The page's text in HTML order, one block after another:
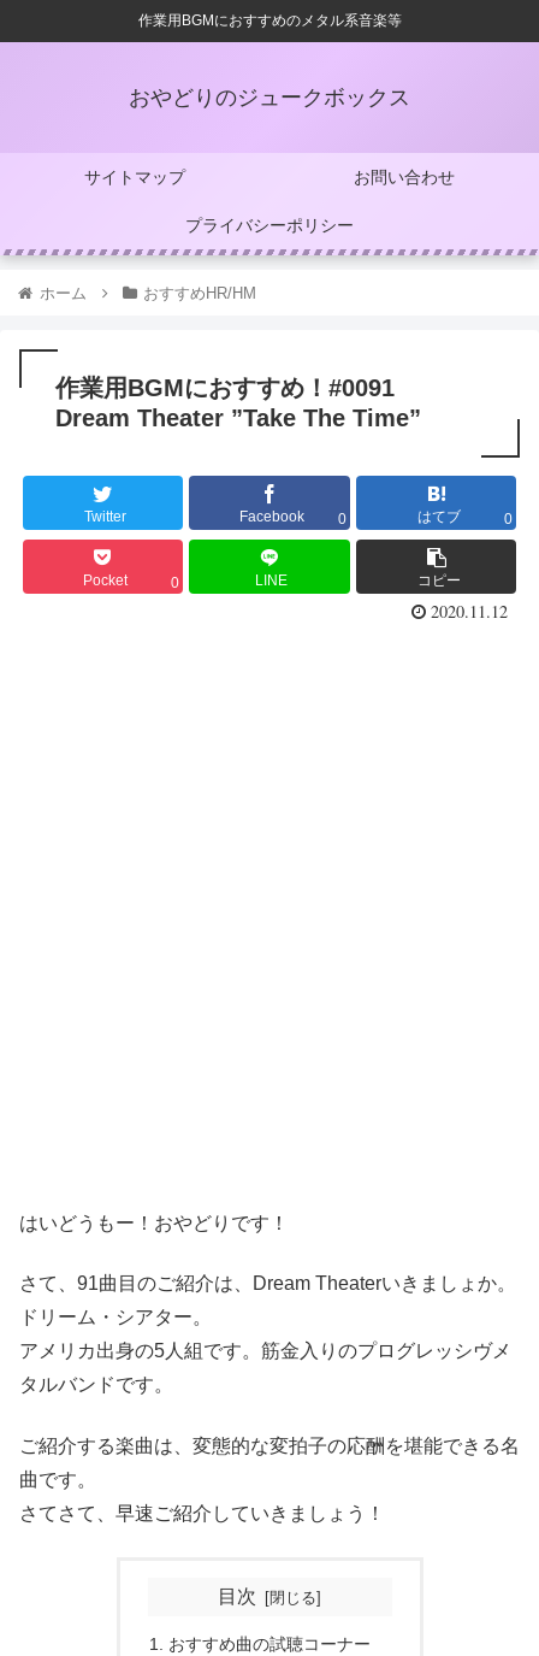
作業用BGMにおすすめのメタル系音楽等
おやどりのジュークボックス
サイトマップ お問い合わせ
プライバシーポリシー
ホーム おすすめHR/HM
作業用BGMにおすすめ！#0091
Dream Theater ”Take The Time”
Twitter Facebook 0 はてブ 0
Pocket 0 LINE コピー
2020.11.12
はいどうもー！おやどりです！
さて、91曲目のご紹介は、Dream Theaterいきましょか。
ドリーム・シアター。
アメリカ出身の5人組です。筋金入りのプログレッシヴメ
タルバンドです。
ご紹介する楽曲は、変態的な変拍子の応酬を堪能できる名
曲です。
さてさて、早速ご紹介していきましょう！
目次
おすすめ曲の試聴コーナー